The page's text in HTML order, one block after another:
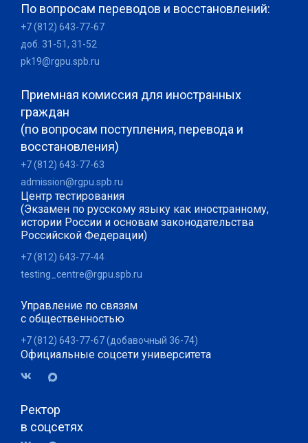
По вопросам переводов и восстановлений:
+7 (812) 643-77-67
доб. 31-51, 31-52
pk19@rgpu.spb.ru
Приемная комиссия для иностранных
граждан
(по вопросам поступления, перевода и
восстановления)
+7 (812) 643-77-63
admission@rgpu.spb.ru
Центр тестирования
(Экзамен по русскому языку как иностранному,
истории России и основам законодательства
Российской Федерации)
+7 (812) 643-77-44
testing_centre@rgpu.spb.ru
Управление по связям
с общественностью
+7 (812) 643-77-67 (добавочный 36-74)
Официальные соцсети университета
Ректор
в соцсетях